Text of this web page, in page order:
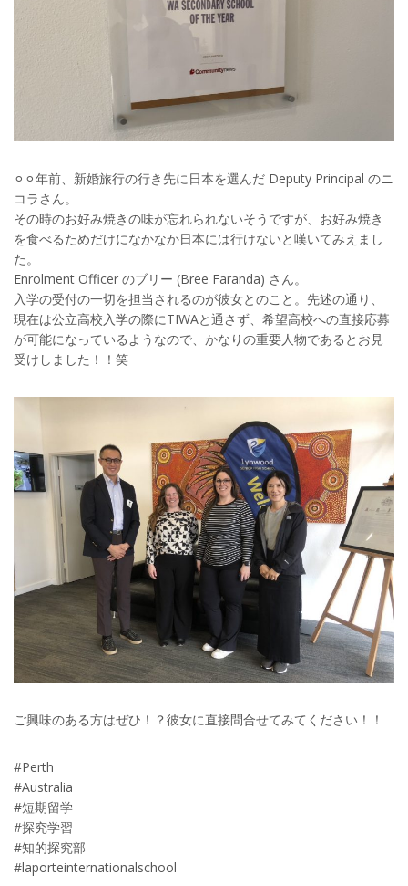
⚪︎⚪︎年前、新婚旅行の行き先に日本を選んだ Deputy Principal のニ
コラさん。
その時のお好み焼きの味が忘れられないそうですが、お好み焼き
を食べるためだけになかなか日本には行けないと嘆いてみえまし
た。
Enrolment Officer のブリー (Bree Faranda) さん。
入学の受付の一切を担当されるのが彼女とのこと。先述の通り、
現在は公立高校入学の際にTIWAと通さず、希望高校への直接応募
が可能になっているようなので、かなりの重要人物であるとお見
受けしました！！笑
ご興味のある方はぜひ！？彼女に直接問合せてみてください！！
#Perth
#Australia
#短期留学
#探究学習
#知的探究部
#laporteinternationalschool